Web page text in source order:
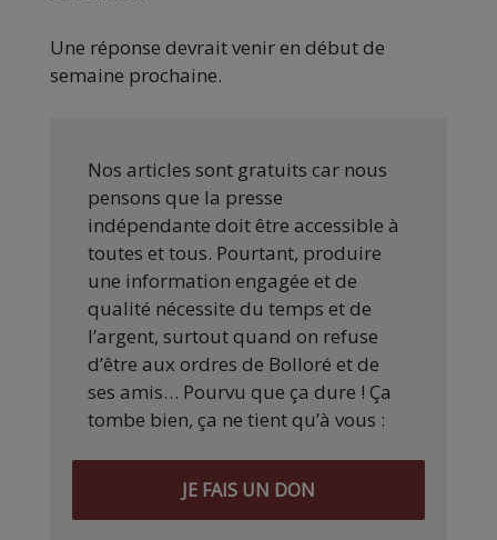
Une réponse devrait venir en début de
semaine prochaine.
Nos articles sont gratuits car nous
pensons que la presse
indépendante doit être accessible à
toutes et tous. Pourtant, produire
une information engagée et de
qualité nécessite du temps et de
l’argent, surtout quand on refuse
d’être aux ordres de Bolloré et de
ses amis… Pourvu que ça dure ! Ça
tombe bien, ça ne tient qu’à vous :
JE FAIS UN DON